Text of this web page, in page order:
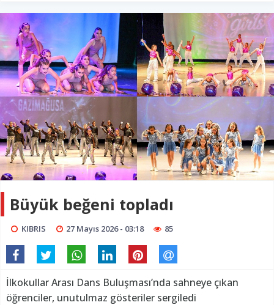
Büyük beğeni topladı
KIBRIS 27 Mayıs 2026 - 03:18 85
İlkokullar Arası Dans Buluşması’nda sahneye çıkan
öğrenciler, unutulmaz gösteriler sergiledi